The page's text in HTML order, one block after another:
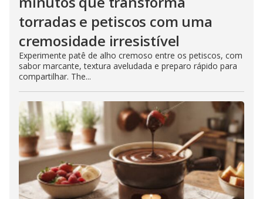
torradas e petiscos com uma
cremosidade irresistível
Experimente patê de alho cremoso entre os petiscos, com
sabor marcante, textura aveludada e preparo rápido para
compartilhar. The...